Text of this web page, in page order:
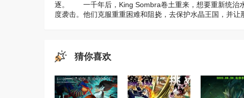
逐。 一千年后，King Sombra卷土重来，想要重新统治
度袭击。他们克服重重困难和阻挠，去保护水晶王国，并让
猜你喜欢